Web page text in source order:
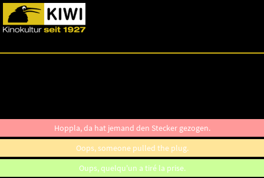
Hoppla, da hat jemand den Stecker gezogen.
Oops, someone pulled the plug.
Oups, quelqu'un a tiré la prise.